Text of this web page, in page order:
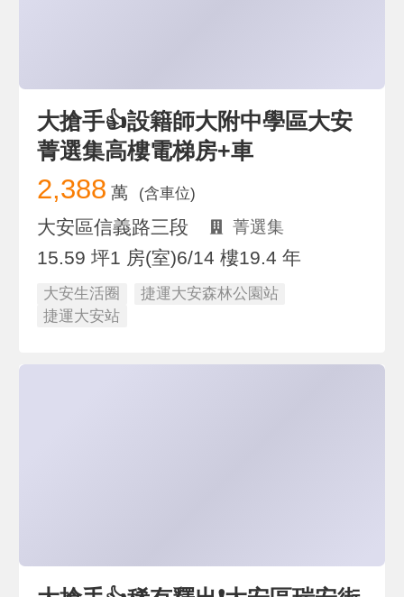
大搶手👍設籍師大附中學區大安
菁選集高樓電梯房+車
2,388 萬 (含車位)
大安區信義路三段 菁選集
15.59 坪1 房(室)6/14 樓19.4 年
大安生活圈
捷運大安森林公園站
捷運大安站